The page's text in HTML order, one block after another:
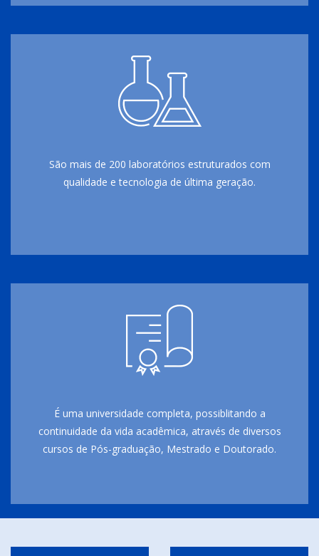
São mais de 200 laboratórios estruturados com
qualidade e tecnologia de última geração.
É uma universidade completa, possiblitando a
continuidade da vida acadêmica, através de diversos
cursos de Pós-graduação, Mestrado e Doutorado.